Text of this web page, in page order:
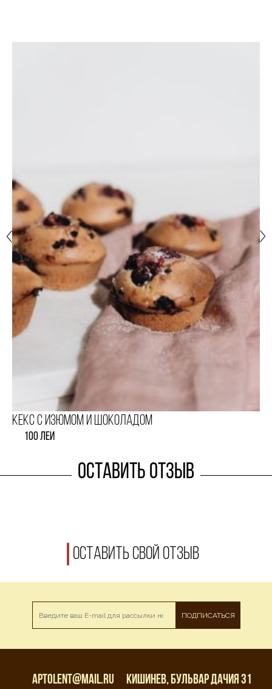
Торт детский 5
Оставить отзыв
Оставить свой отзыв
ПОДПИСАТЬСЯ
aptolent@mail.ru Кишинев, бульвар Дачия 31